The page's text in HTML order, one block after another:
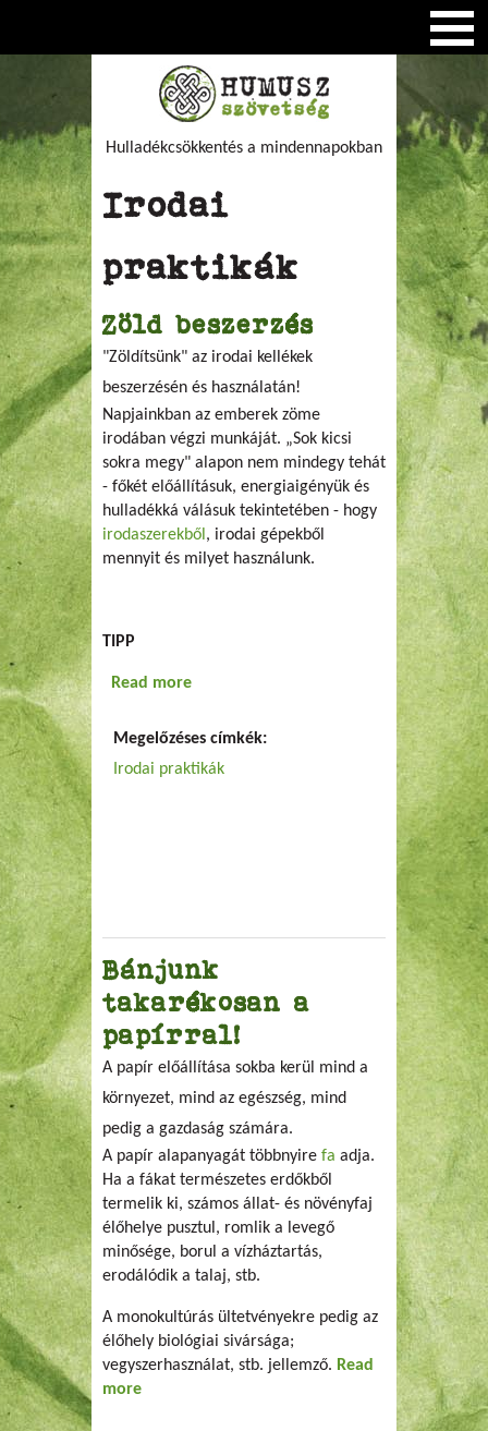
Hulladékcsökkentés a mindennapokban
Irodai
praktikák
Zöld beszerzés
"Zöldítsünk" az irodai kellékek
beszerzésén és használatán!
Napjainkban az emberek zöme
irodában végzi munkáját. „Sok kicsi
sokra megy" alapon nem mindegy tehát
- főkét előállításuk, energiaigényük és
hulladékká válásuk tekintetében - hogy
irodaszerekből , irodai gépekből
mennyit és milyet használunk.
TIPP
Read more
Megelőzéses címkék:
Irodai praktikák
Bánjunk
takarékosan a
papírral!
A papír előállítása sokba kerül mind a
környezet, mind az egészség, mind
pedig a gazdaság számára.
A papír alapanyagát többnyire fa adja.
Ha a fákat természetes erdőkből
termelik ki, számos állat- és növényfaj
élőhelye pusztul, romlik a levegő
minősége, borul a vízháztartás,
erodálódik a talaj, stb.
A monokultúrás ültetvényekre pedig az
élőhely biológiai sivársága;
vegyszerhasználat, stb. jellemző. Read
more about Bánjunk takarékosan a papírral!